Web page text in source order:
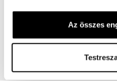
Az összes
kényelmi talpbetét,
szeretsz zárt cipőben járni,
Anvers 77 cipőt. Elől-hátul
teljesen fedett, így jól
Cikkszám:100005365